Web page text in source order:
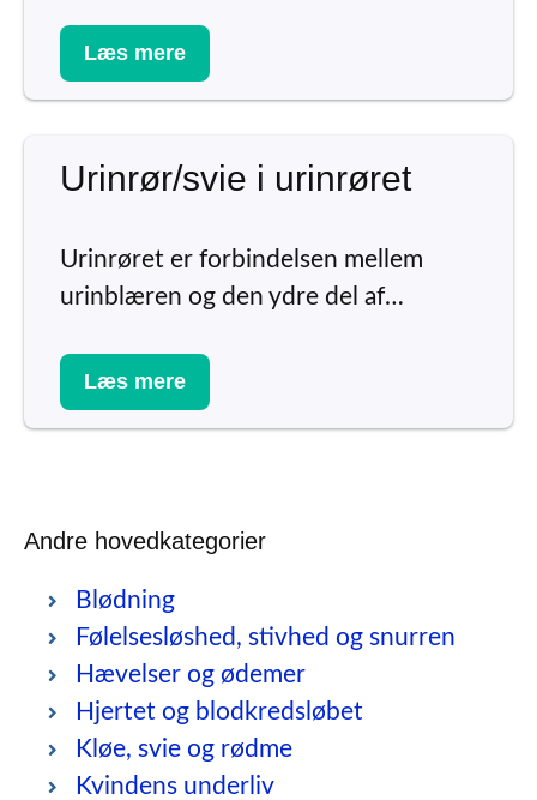
Læs mere
Urinrør/svie i urinrøret
Urinrøret er forbindelsen mellem
urinblæren og den ydre del af…
Læs mere
Andre hovedkategorier
Blødning
Følelsesløshed, stivhed og snurren
Hævelser og ødemer
Hjertet og blodkredsløbet
Kløe, svie og rødme
Kvindens underliv